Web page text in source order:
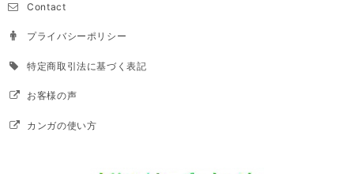
Contact
プライバシーポリシー
特定商取引法に基づく表記
お客様の声
カンガの使い方